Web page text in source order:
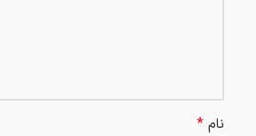
نام *